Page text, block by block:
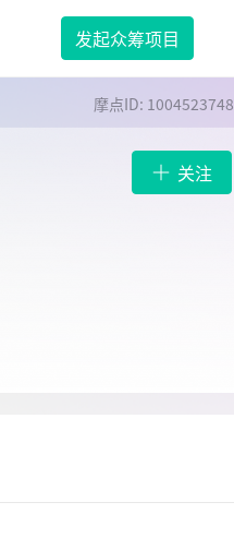
发起众筹项目
摩点ID: 1004523748
关注